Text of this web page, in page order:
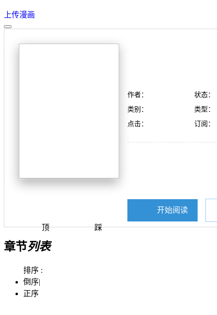
上传漫画
顶 踩
作者：
状态：
类别：
类型：
点击：
订阅：
开始阅读
章节列表
排序 :
倒序|
正序